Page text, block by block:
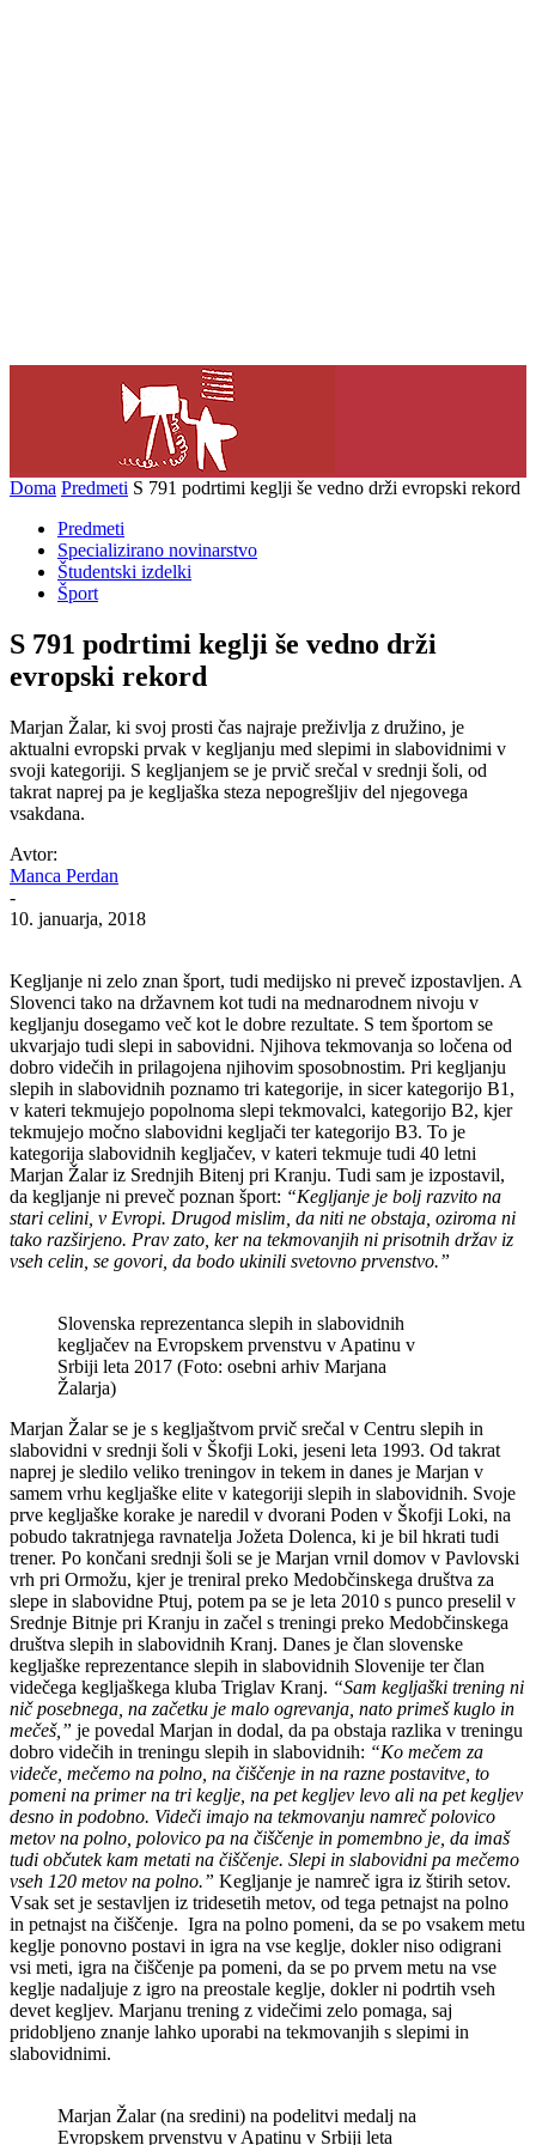
Doma Predmeti S 791 podrtimi keglji še vedno drži evropski rekord
Predmeti
Specializirano novinarstvo
Študentski izdelki
Šport
S 791 podrtimi keglji še vedno drži
evropski rekord
Marjan Žalar, ki svoj prosti čas najraje preživlja z družino, je
aktualni evropski prvak v kegljanju med slepimi in slabovidnimi v
svoji kategoriji. S kegljanjem se je prvič srečal v srednji šoli, od
takrat naprej pa je kegljaška steza nepogrešljiv del njegovega
vsakdana.
Avtor:
Manca Perdan
-
10. januarja, 2018
Kegljanje ni zelo znan šport, tudi medijsko ni preveč izpostavljen. A
Slovenci tako na državnem kot tudi na mednarodnem nivoju v
kegljanju dosegamo več kot le dobre rezultate. S tem športom se
ukvarjajo tudi slepi in sabovidni. Njihova tekmovanja so ločena od
dobro videčih in prilagojena njihovim sposobnostim. Pri kegljanju
slepih in slabovidnih poznamo tri kategorije, in sicer kategorijo B1,
v kateri tekmujejo popolnoma slepi tekmovalci, kategorijo B2, kjer
tekmujejo močno slabovidni kegljači ter kategorijo B3. To je
kategorija slabovidnih kegljačev, v kateri tekmuje tudi 40 letni
Marjan Žalar iz Srednjih Bitenj pri Kranju. Tudi sam je izpostavil,
da kegljanje ni preveč poznan šport: “Kegljanje je bolj razvito na
stari celini, v Evropi. Drugod mislim, da niti ne obstaja, oziroma ni
tako razširjeno. Prav zato, ker na tekmovanjih ni prisotnih držav iz
vseh celin, se govori, da bodo ukinili svetovno prvenstvo.”
Slovenska reprezentanca slepih in slabovidnih
kegljačev na Evropskem prvenstvu v Apatinu v
Srbiji leta 2017 (Foto: osebni arhiv Marjana
Žalarja)
Marjan Žalar se je s kegljaštvom prvič srečal v Centru slepih in
slabovidni v srednji šoli v Škofji Loki, jeseni leta 1993. Od takrat
naprej je sledilo veliko treningov in tekem in danes je Marjan v
samem vrhu kegljaške elite v kategoriji slepih in slabovidnih. Svoje
prve kegljaške korake je naredil v dvorani Poden v Škofji Loki, na
pobudo takratnjega ravnatelja Jožeta Dolenca, ki je bil hkrati tudi
trener. Po končani srednji šoli se je Marjan vrnil domov v Pavlovski
vrh pri Ormožu, kjer je treniral preko Medobčinskega društva za
slepe in slabovidne Ptuj, potem pa se je leta 2010 s punco preselil v
Srednje Bitnje pri Kranju in začel s treningi preko Medobčinskega
društva slepih in slabovidnih Kranj. Danes je član slovenske
kegljaške reprezentance slepih in slabovidnih Slovenije ter član
videčega kegljaškega kluba Triglav Kranj. “Sam kegljaški trening ni
nič posebnega, na začetku je malo ogrevanja, nato primeš kuglo in
mečeš,” je povedal Marjan in dodal, da pa obstaja razlika v treningu
dobro videčih in treningu slepih in slabovidnih: “Ko mečem za
videče, mečemo na polno, na čiščenje in na razne postavitve, to
pomeni na primer na tri keglje, na pet kegljev levo ali na pet kegljev
desno in podobno. Videči imajo na tekmovanju namreč polovico
metov na polno, polovico pa na čiščenje in pomembno je, da imaš
tudi občutek kam metati na čiščenje. Slepi in slabovidni pa mečemo
vseh 120 metov na polno.” Kegljanje je namreč igra iz štirih setov.
Vsak set je sestavljen iz tridesetih metov, od tega petnajst na polno
in petnajst na čiščenje. Igra na polno pomeni, da se po vsakem metu
keglje ponovno postavi in igra na vse keglje, dokler niso odigrani
vsi meti, igra na čiščenje pa pomeni, da se po prvem metu na vse
keglje nadaljuje z igro na preostale keglje, dokler ni podrtih vseh
devet kegljev. Marjanu trening z videčimi zelo pomaga, saj
pridobljeno znanje lahko uporabi na tekmovanjih s slepimi in
slabovidnimi.
Marjan Žalar (na sredini) na podelitvi medalj na
Evropskem prvenstvu v Apatinu v Srbiji leta